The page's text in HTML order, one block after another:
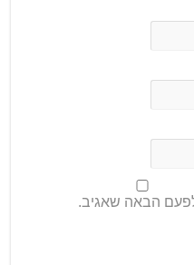
הבאה שאגיב.